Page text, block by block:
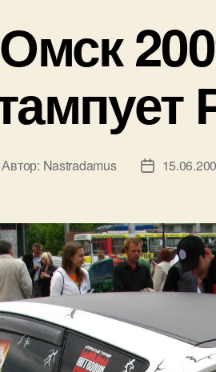
Автор: Nastradamus
Дата